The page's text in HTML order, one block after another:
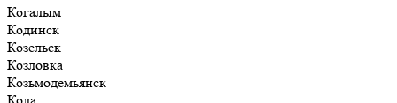
Когалым
Кодинск
Козельск
Козловка
Козьмодемьянск